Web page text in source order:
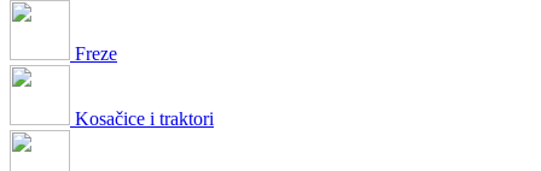
Freze
Kosačice i traktori